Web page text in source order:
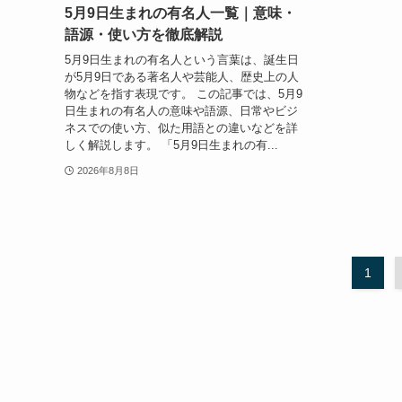
5月9日生まれの有名人一覧｜意味・
語源・使い方を徹底解説
5月9日生まれの有名人という言葉は、誕生日
が5月9日である著名人や芸能人、歴史上の人
物などを指す表現です。 この記事では、5月9
日生まれの有名人の意味や語源、日常やビジ
ネスでの使い方、似た用語との違いなどを詳
しく解説します。 「5月9日生まれの有...
2026年8月8日
1